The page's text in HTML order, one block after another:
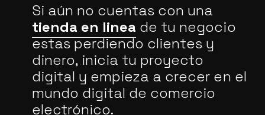
Si aún no cuentas con una
tienda en linea de tu negocio
estas perdiendo clientes y
dinero, inicia tu proyecto
digital y empieza a crecer en el
mundo digital de comercio
electrónico.